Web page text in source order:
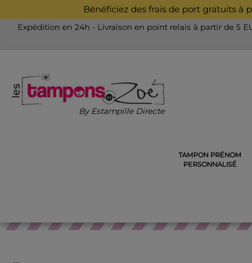
Bénéficiez des frais de port gratuits à
Expédition en 24h - Livraison en point relais à partir de 5
By Estampille Directe
TAMPON PRÉNOM
PERSONNALISÉ
TAMPONS DÉCORATIFS EN BOIS TAMPON